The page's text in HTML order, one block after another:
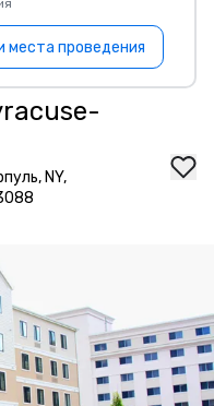
места проведения
NY,